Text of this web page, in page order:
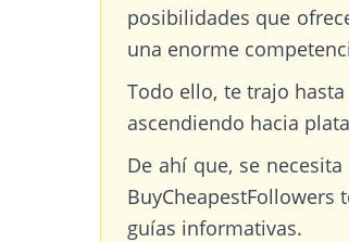
posibilidades que
una enorme
Todo ello, te trajo
ascendiendo hacia
De ahí que, se
guías informativas.